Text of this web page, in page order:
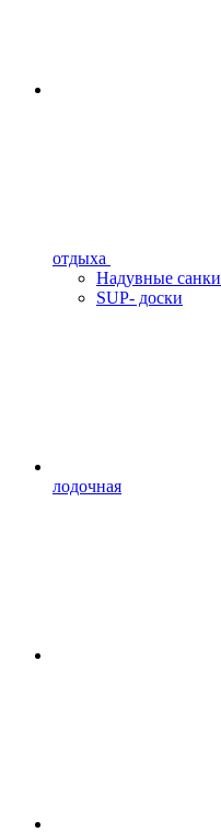
отдыха
Надувные санки
SUP- доски
лодочная